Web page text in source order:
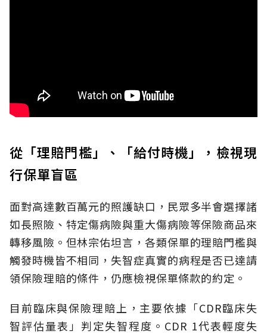
從「理賠門檻」、「給付時機」，檢視現
行保單盲區
面對高達數百萬元的照護缺口，民眾多半會選擇諸
如長照險、特定傷病險與重大傷病險等保險商品來
轉移風險。但林宗佑坦言，各類保單的理賠門檻與
觸發時機皆不相同，失智症真實的病程是否已達請
領保險理賠的條件，仍應檢視保單條款的約定。
目前臨床與保險理賠上，主要依據「CDR臨床失
智評估量表」判定失智程度。CDR 1代表輕度失